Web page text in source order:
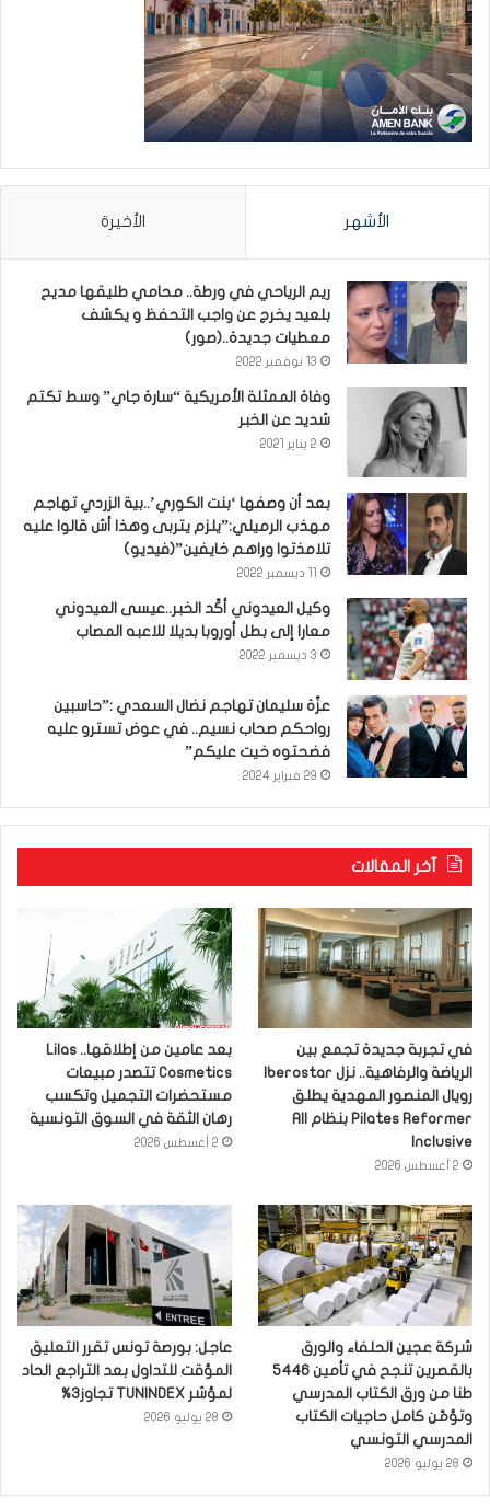
الأشهر الأخيرة
ريم الرياحي في ورطة.. محامي طليقها مديح
بلعيد يخرج عن واجب التحفظ و يكشف
معطيات جديدة..(صور)
13 نوفمبر 2022
وفاة الممثلة الأمريكية “سارة جاي” وسط تكتم
شديد عن الخبر
2 يناير 2021
بعد أن وصفها ‘بنت الكوري’..بية الزردي تهاجم
مهذب الرميلي:”يلزم يتربى وهذا أش قالوا عليه
تلامذتوا وراهم خايفين”(فيديو)
وكيل العيدوني أكّد الخبر..عيسى العيدوني
معارا إلى بطل أوروبا بديلا للاعبه المصاب
3 ديسمبر 2022
عزّة سليمان تهاجم نضال السعدي :”حاسبين
رواحكم صحاب نسيم.. في عوض تسترو عليه
فضحتوه خيت عليكم”
29 فبراير 2024
آخر المقالات
في تجربة جديدة تجمع بين
رويال المنصور المهدية يطلق
Pilates Reformer بنظام All
Inclusive
2 أغسطس 2026
بعد عامين من إطلاقها.. Lilas
Cosmetics تتصدر مبيعات
مستحضرات التجميل وتكسب
رهان الثقة في السوق التونسية
2 أغسطس 2026
شركة عجين الحلفاء والورق
بالقصرين تنجح في تأمين 5446
طنا من ورق الكتاب المدرسي
وتؤمّن كامل حاجيات الكتاب
المدرسي التونسي
28 يوليو 2026
عاجل: بورصة تونس تقرر التعليق
المؤقت للتداول بعد التراجع الحاد
لمؤشر TUNINDEX تجاوز3%
28 يوليو 2026